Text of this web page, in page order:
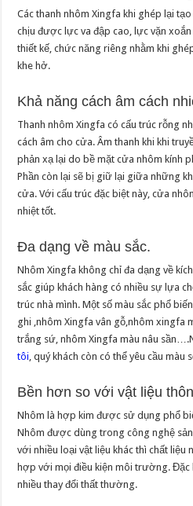
Các thanh nhôm Xingfa khi ghép lại
chịu được lực va đập cao, lực vặn
thiết kế, chức năng riêng nhằm khi
khe hở.
Khả năng cách âm cách
Thanh nhôm Xingfa có cấu trúc rỗng
cách âm cho cửa. Âm thanh khi khi
phản xạ lại do bề mặt cửa nhôm kính
Phần còn lại sẽ bị giữ lại giữa những
cửa. Với cấu trúc đặc biệt này, cửa
nhiệt tốt.
Đa dạng về màu sắc.
Nhôm Xingfa không chỉ đa dạng về
sắc giúp khách hàng có nhiều sự lựa
trúc nhà mình. Một số màu sắc phổ
ghi ,nhôm Xingfa vân gỗ,nhôm xingfa
trắng sứ, nhôm Xingfa màu nâu
tôi, quý khách còn có thể yêu cầu màu
Bền hơn so với vật liệu
Nhôm là hợp kim được sử dụng phổ
Nhôm được dùng trong công nghệ
với nhiều loại vật liệu khác thì chất liệu
hợp với mọi điều kiện môi trường. Đặc
nhiều thay đổi thất thường.